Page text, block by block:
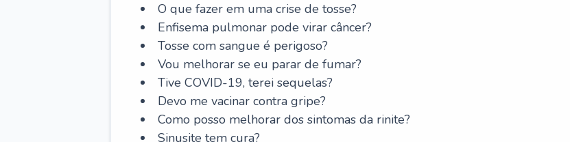
O que fazer em uma crise de tosse?
Enfisema pulmonar pode virar câncer?
Tosse com sangue é perigoso?
Vou melhorar se eu parar de fumar?
Tive COVID-19, terei sequelas?
Devo me vacinar contra gripe?
Como posso melhorar dos sintomas da rinite?
Sinusite tem cura?